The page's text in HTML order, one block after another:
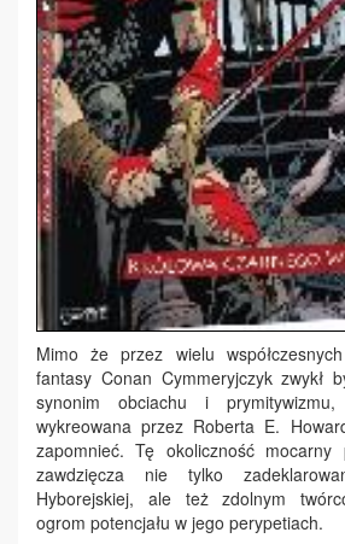
Mimo że przez wielu
fantasy Conan Cymmeryjczyk zwykł
synonim obciachu i
wykreowana przez Roberta E.
zapomnieć. Tę okoliczność mocarny
zawdzięcza nie tylko
Hyborejskiej, ale też zdolnym
ogrom potencjału w jego perypetiach.